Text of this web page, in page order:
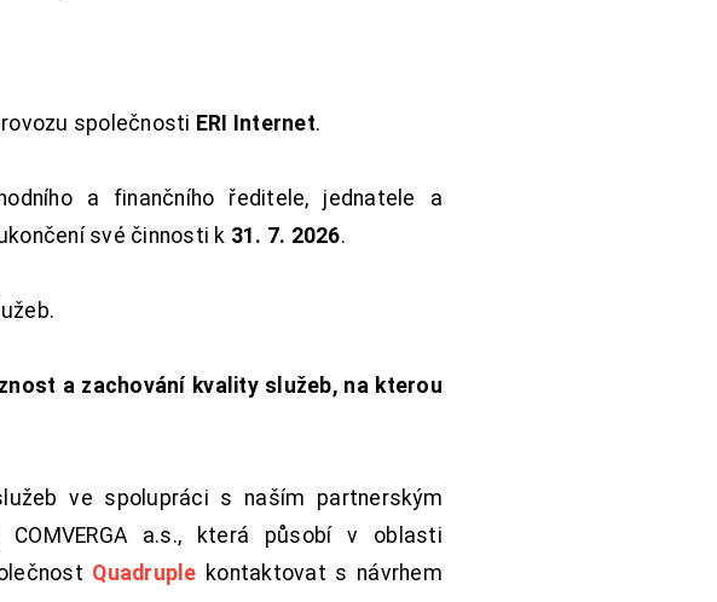
společnosti ERI Internet.
a finančního ředitele, jednatele a
své činnosti k 31. 7. 2026.
a zachování kvality služeb, na kterou
ve spolupráci s naším partnerským
a.s., která působí v oblasti
Quadruple kontaktovat s návrhem